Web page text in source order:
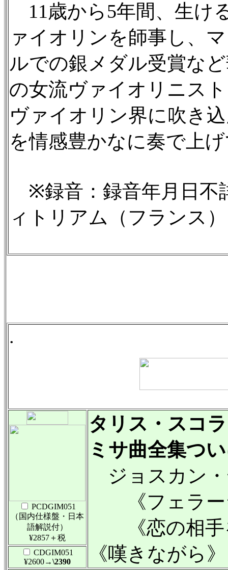
11歳から5年間、生け
ァイオリンを師事し、
ルでの銀メダル受賞な
の女流ヴァイオリニス
ヴァイオリン界に吹き
を情感豊かなに奏で上
※録音：録音年月日不
ィトリアム（フランス）
.
PCDGIM051
（国内仕様盤・日本
語解説付）
¥2857＋税
タリス・スコ
ミサ曲全集つ
ジョスカン・
《フェラー
《恋の相手
《嘆きながら》
CDGIM051
¥2600→\2390